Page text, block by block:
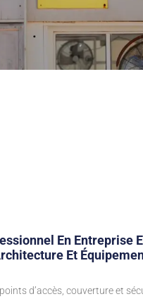
En Entreprise
Et
d’accès, couverture et